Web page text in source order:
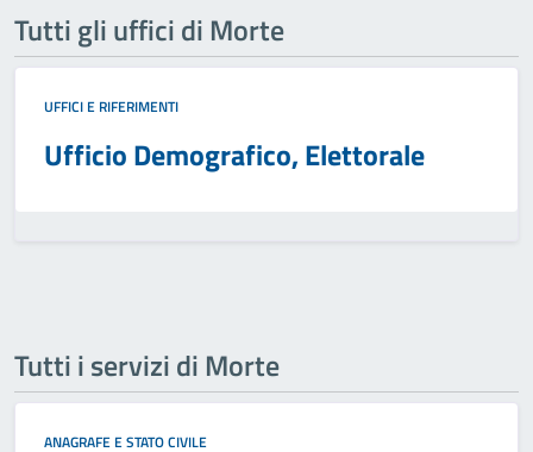
Tutti gli uffici di Morte
UFFICI E RIFERIMENTI
Ufficio Demografico, Elettorale
Tutti i servizi di Morte
ANAGRAFE E STATO CIVILE